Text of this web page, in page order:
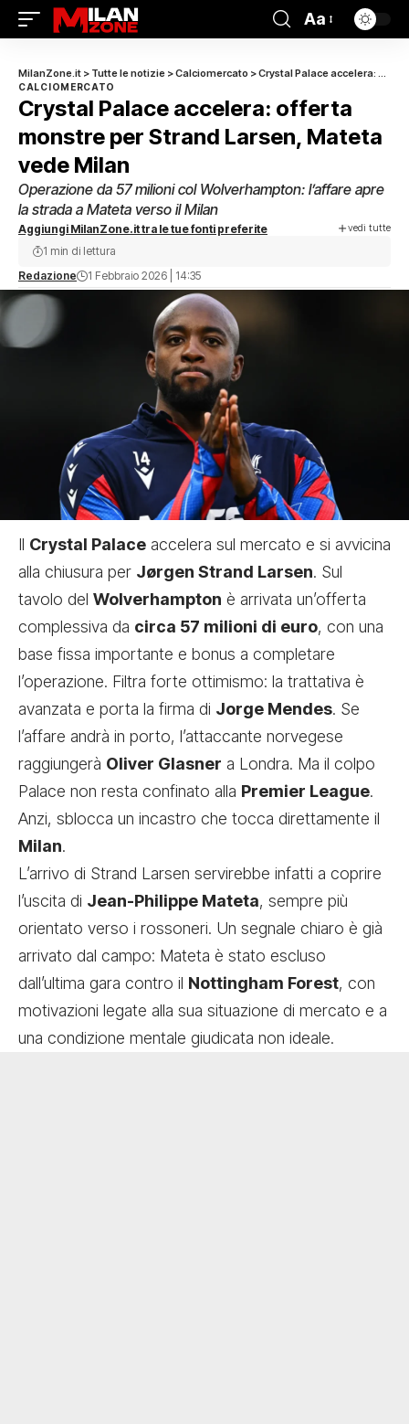
Aa
MilanZone.it > Tutte le notizie >Calciomercato >Crystal Palace accelera: offerta monstre per Strand Larsen, Mateta vede Milan
CALCIOMERCATO
Crystal Palace accelera: offerta
monstre per Strand Larsen, Mateta
vede Milan
Operazione da 57 milioni col Wolverhampton: l’affare apre
la strada a Mateta verso il Milan
Aggiungi MilanZone.it tra le tue fonti preferite vedi tutte
Redazione 1 Febbraio 2026 | 14:35
1 min di lettura
Il Crystal Palace accelera sul mercato e si avvicina
alla chiusura per Jørgen Strand Larsen. Sul
tavolo del Wolverhampton è arrivata un’offerta
complessiva da circa 57 milioni di euro, con una
base fissa importante e bonus a completare
l’operazione. Filtra forte ottimismo: la trattativa è
avanzata e porta la firma di Jorge Mendes. Se
l’affare andrà in porto, l’attaccante norvegese
raggiungerà Oliver Glasner a Londra. Ma il colpo
Palace non resta confinato alla Premier League.
Anzi, sblocca un incastro che tocca direttamente il
Milan.
L’arrivo di Strand Larsen servirebbe infatti a coprire
l’uscita di Jean-Philippe Mateta, sempre più
orientato verso i rossoneri. Un segnale chiaro è già
arrivato dal campo: Mateta è stato escluso
dall’ultima gara contro il Nottingham Forest, con
motivazioni legate alla sua situazione di mercato e a
una condizione mentale giudicata non ideale.